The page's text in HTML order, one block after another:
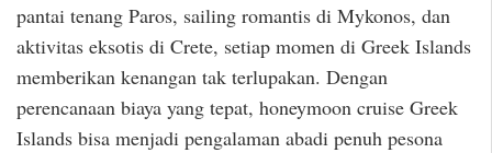
pantai tenang Paros, sailing romantis di Mykonos, dan
aktivitas eksotis di Crete, setiap momen di Greek Islands
memberikan kenangan tak terlupakan. Dengan
perencanaan biaya yang tepat, honeymoon cruise Greek
Islands bisa menjadi pengalaman abadi penuh pesona